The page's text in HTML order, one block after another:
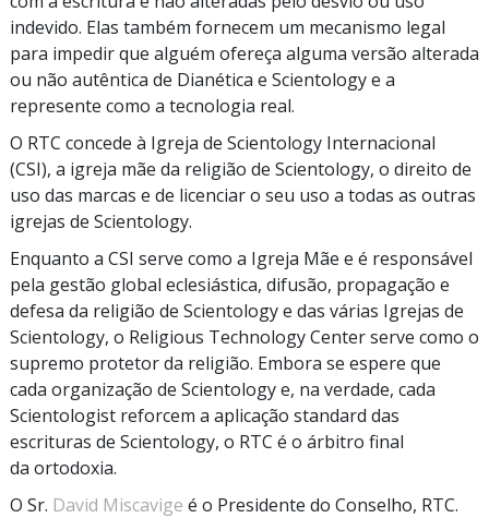
indevido. Elas também fornecem um mecanismo legal
para impedir que alguém ofereça alguma versão alterada
ou não autêntica de Dianética e Scientology e a
represente como a tecnologia real.
O RTC concede à Igreja de Scientology Internacional
(CSI), a igreja mãe da religião de Scientology, o direito de
uso das marcas e de licenciar o seu uso a todas as outras
igrejas de Scientology.
Enquanto a CSI serve como a Igreja Mãe e é responsável
pela gestão global eclesiástica, difusão, propagação e
defesa da religião de Scientology e das várias Igrejas de
Scientology, o Religious Technology Center serve como o
supremo protetor da religião. Embora se espere que
cada organização de Scientology e, na verdade, cada
Scientologist reforcem a aplicação standard das
escrituras de Scientology, o RTC é o árbitro final
da ortodoxia.
O Sr. David Miscavige é o Presidente do Conselho, RTC.